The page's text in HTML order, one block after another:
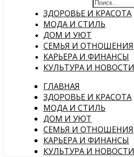
ЗДОРОВЬЕ И КРАСОТА
МОДА И СТИЛЬ
ДОМ И УЮТ
СЕМЬЯ И ОТНОШЕНИЯ
КАРЬЕРА И ФИНАНСЫ
КУЛЬТУРА И НОВОСТИ
ГЛАВНАЯ
ЗДОРОВЬЕ И КРАСОТА
МОДА И СТИЛЬ
ДОМ И УЮТ
СЕМЬЯ И ОТНОШЕНИЯ
КАРЬЕРА И ФИНАНСЫ
КУЛЬТУРА И НОВОСТИ